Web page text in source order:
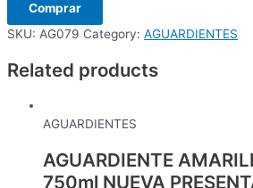
Comprar
SKU: AG079 Category: AGUARDIENTES
Related products
AGUARDIENTES
AGUARDIENTE
750ml NUEVA